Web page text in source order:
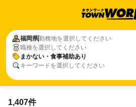
福岡県勤務地を選択してください
職種を選択してください
まかない・食事補助あり
キーワードを選択してください
1,407件